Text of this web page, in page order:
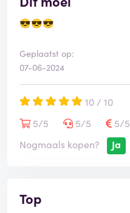
😎😎😎
Geplaatst op:
07-06-2024
10 / 10
5/5
5/5 5/5
Nogmaals kopen?
Ja
Top